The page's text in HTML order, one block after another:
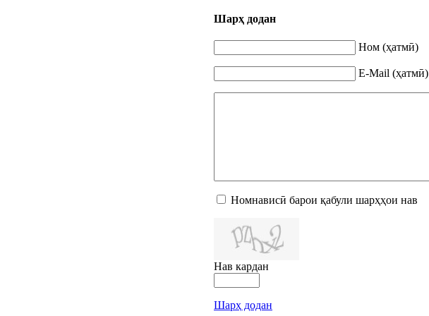
Шарҳ додан
Ном (ҳатмӣ)
E-Mail (ҳатмӣ)
Номнависӣ барои қабули шарҳҳои нав
Нав кардан
Шарҳ додан